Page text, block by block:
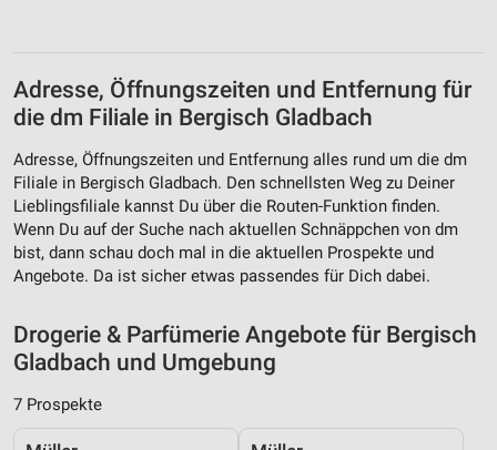
Adresse, Öffnungszeiten und Entfernung für
die dm Filiale in Bergisch Gladbach
Adresse, Öffnungszeiten und Entfernung alles rund um die dm
Filiale in Bergisch Gladbach. Den schnellsten Weg zu Deiner
Lieblingsfiliale kannst Du über die Routen-Funktion finden.
Wenn Du auf der Suche nach aktuellen Schnäppchen von dm
bist, dann schau doch mal in die aktuellen Prospekte und
Angebote. Da ist sicher etwas passendes für Dich dabei.
Drogerie & Parfümerie Angebote für Bergisch
Gladbach und Umgebung
7 Prospekte
Speichern von oder Zugriff auf Informationen
auf einem Endgerät
Verwendung reduzierter Daten zur Auswahl von
Werbeanzeigen
Erstellung von Profilen für personalisierte
Werbung
Verwendung von Profilen zur Auswahl
Erstellung von Profilen zur Personalisierung
von Inhalten
Verwendung von Profilen zur Auswahl